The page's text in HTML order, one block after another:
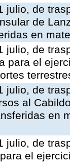
julio, de
de
en
julio, de
para el
julio, de
al
en
julio, de
el